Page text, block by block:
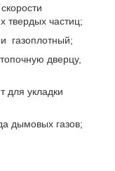
твердых частиц;
газоплотный;
дверцу,
для укладки
дымовых газов;